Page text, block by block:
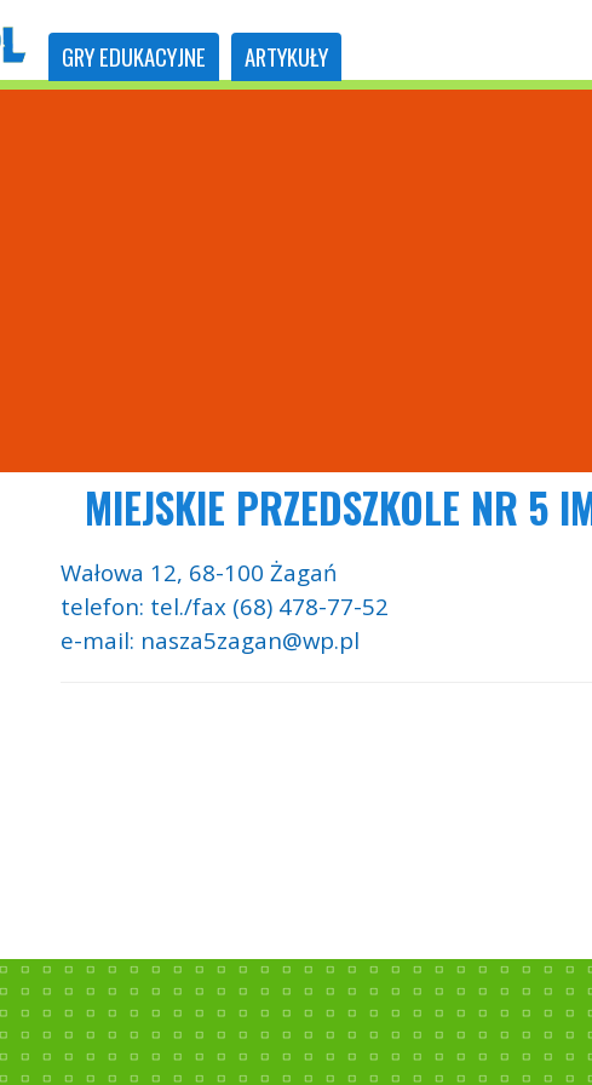
GRYEDUKACYJNE ARTYKUŁY
MIEJSKIE PRZEDSZKOLE NR 5
Wałowa 12, 68-100 Żagań
telefon: tel./fax (68) 478-77-52
e-mail: nasza5zagan@wp.pl